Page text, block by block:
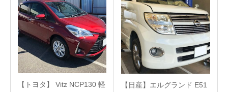
【トヨタ】 Vitz NCP130 軽
【日産】エルグランド E51